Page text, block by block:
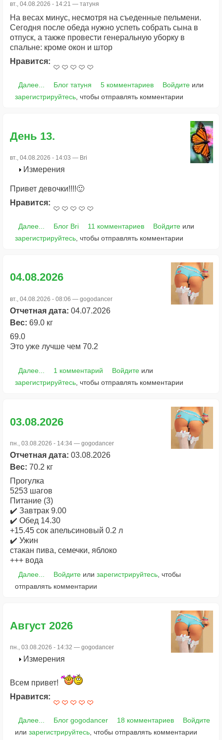
вт., 04.08.2026 - 14:21 — татуня
На весах минус, несмотря на съеденные пельмени.
Сегодня после обеда нужно успеть собрать сына в
отпуск, а также провести генеральную уборку в
спальне: кроме окон и штор
Нравится:
Далее... Блог татуня 5 комментариев Войдитеили
зарегистрируйтесь , чтобы отправлять комментарии
День 13.
вт., 04.08.2026 - 14:03 — Bri
Измерения
Привет девочки!!!!🙂
Нравится:
Далее... Блог Bri 11 комментариев Войдитеили
зарегистрируйтесь , чтобы отправлять комментарии
04.08.2026
вт., 04.08.2026 - 08:06 — gogodancer
Отчетная дата: 04.07.2026
Вес: 69.0 кг
69.0
Это уже лучше чем 70.2
Далее... 1 комментарий Войдитеили
зарегистрируйтесь , чтобы отправлять комментарии
03.08.2026
пн., 03.08.2026 - 14:34 — gogodancer
Отчетная дата: 03.08.2026
Вес: 70.2 кг
Прогулка
5253 шагов
Питание (3)
✔️ Завтрак 9.00
✔️ Обед 14.30
+15.45 сок апельсиновый 0.2 л
✔️ Ужин
стакан пива, семечки, яблоко
+++ вода
Далее... Войдитеили зарегистрируйтесь, чтобы
отправлять комментарии
Август 2026
пн., 03.08.2026 - 14:32 — gogodancer
Измерения
Всем привет!
Нравится:
Далее... Блог gogodancer 18 комментариев
Войдите
или зарегистрируйтесь , чтобы отправлять комментарии